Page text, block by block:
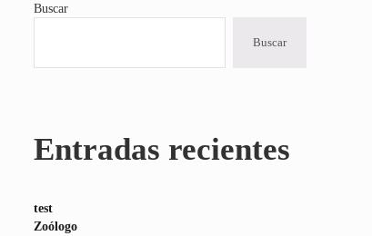
Sidebar
Buscar
Buscar
Entradas recientes
test
Zoólogo